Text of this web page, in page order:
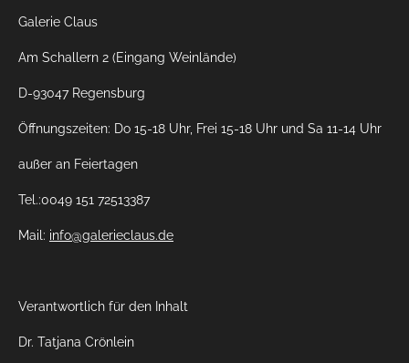
Galerie Claus
Am Schallern 2 (Eingang Weinlände)
D-93047 Regensburg
Öffnungszeiten: Do 15-18 Uhr, Frei 15-18 Uhr und Sa 11-14 Uhr
außer an Feiertagen
Tel.:0049 151 72513387
Mail: info@galerieclaus.de
Verantwortlich für den Inhalt
Dr. Tatjana Crönlein